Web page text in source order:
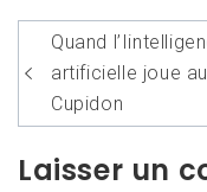
de
l’article
Quand
artificielle joue au
Cupidon
Laisser un